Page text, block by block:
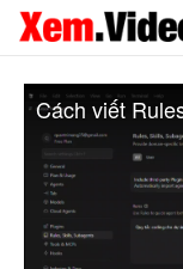
Cách viết